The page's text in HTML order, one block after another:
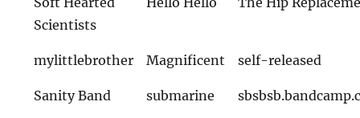
Scientists
mylittlebrother Magnificent self-released
Sanity Band submarine